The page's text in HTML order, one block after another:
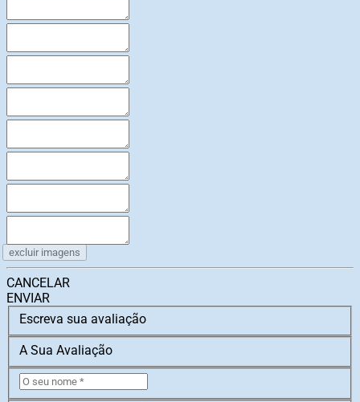
excluir imagens
CANCELAR
ENVIAR
Escreva sua avaliação
A Sua Avaliação